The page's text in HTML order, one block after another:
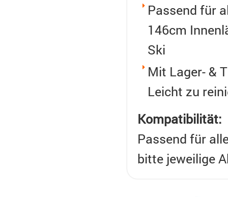
Passend für
146cm
Ski
Mit Lager- &
Leicht zu
Kompatibilität:
Passend für
bitte jeweilige